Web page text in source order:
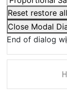
Reset restore
Close Modal
End of dialog